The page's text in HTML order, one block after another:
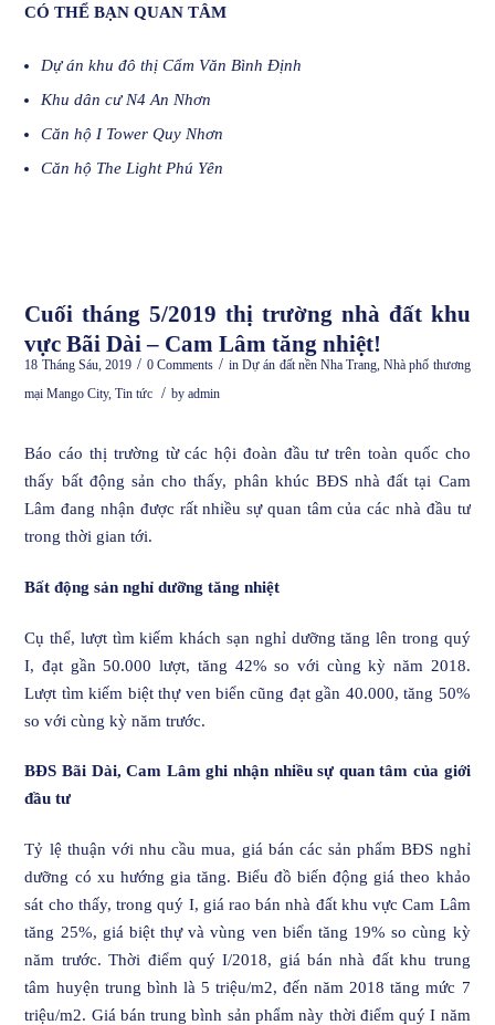
CÓ THỂ BẠN QUAN TÂM
Dự án khu đô thị Cẩm Văn Bình Định
Khu dân cư N4 An Nhơn
Căn hộ I Tower Quy Nhơn
Căn hộ The Light Phú Yên
Cuối tháng 5/2019 thị trường nhà đất khu
vực Bãi Dài – Cam Lâm tăng nhiệt!
18 Tháng Sáu, 2019 / 0 Comments / inDự án đất nền Nha Trang,Nhà phố thương
mại Mango City,Tin tức / byadmin
Báo cáo thị trường từ các hội đoàn đầu tư trên toàn quốc cho
thấy bất động sản cho thấy, phân khúc BĐS nhà đất tại Cam
Lâm đang nhận được rất nhiều sự quan tâm của các nhà đầu tư
trong thời gian tới.
Bất động sản nghỉ dưỡng tăng nhiệt
Cụ thể, lượt tìm kiếm khách sạn nghỉ dưỡng tăng lên trong quý
I, đạt gần 50.000 lượt, tăng 42% so với cùng kỳ năm 2018.
Lượt tìm kiếm biệt thự ven biển cũng đạt gần 40.000, tăng 50%
so với cùng kỳ năm trước.
BĐS Bãi Dài, Cam Lâm ghi nhận nhiều sự quan tâm của giới
đầu tư
Tỷ lệ thuận với nhu cầu mua, giá bán các sản phẩm BĐS nghỉ
dưỡng có xu hướng gia tăng. Biểu đồ biến động giá theo khảo
sát cho thấy, trong quý I, giá rao bán nhà đất khu vực Cam Lâm
tăng 25%, giá biệt thự và vùng ven biển tăng 19% so cùng kỳ
năm trước. Thời điểm quý I/2018, giá bán nhà đất khu trung
tâm huyện trung bình là 5 triệu/m2, đến năm 2018 tăng mức 7
triệu/m2. Giá bán trung bình sản phẩm này thời điểm quý I năm